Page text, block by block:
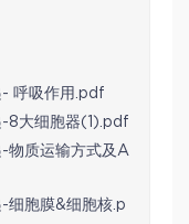
呼吸作用.pdf
8大细胞器(1).pdf
物质运输方式及A
胞膜&细胞核.p